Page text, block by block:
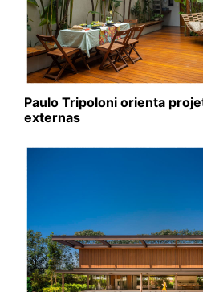
Paulo Tripoloni orienta
externas